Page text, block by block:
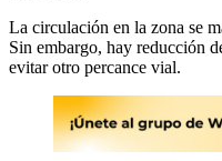
La circulación en la zona se
Sin embargo, hay reducción
evitar otro percance vial.